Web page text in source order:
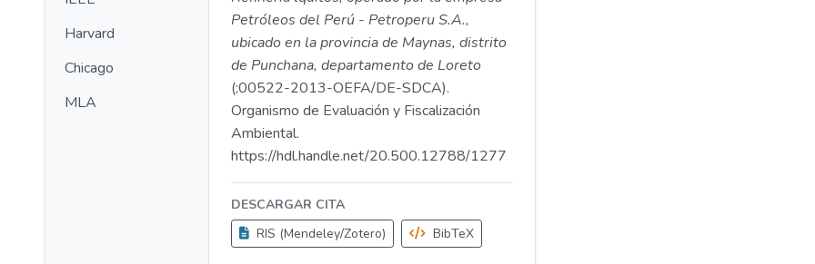
Harvard
Chicago
MLA
Petróleos del Perú - Petroperu S.A.,
ubicado en la provincia de Maynas, distrito
de Punchana, departamento de Loreto
(;00522-2013-OEFA/DE-SDCA).
Organismo de Evaluación y Fiscalización
Ambiental.
https://hdl.handle.net/20.500.12788/1277
DESCARGAR CITA
RIS (Mendeley/Zotero)
BibTeX